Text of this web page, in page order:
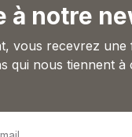
à notre
vous recevrez une
qui nous tiennent